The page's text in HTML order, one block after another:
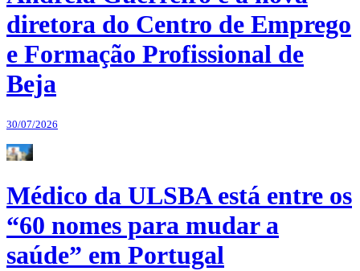
diretora do Centro de Emprego
e Formação Profissional de
Beja
30/07/2026
Médico da ULSBA está entre os
“60 nomes para mudar a
saúde” em Portugal